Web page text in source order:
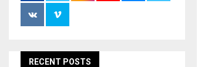
RECENT POSTS